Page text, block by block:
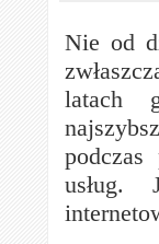
Nie od
latach
usług.